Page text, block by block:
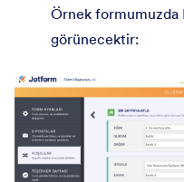
Örnek formumuzda
görünecektir: